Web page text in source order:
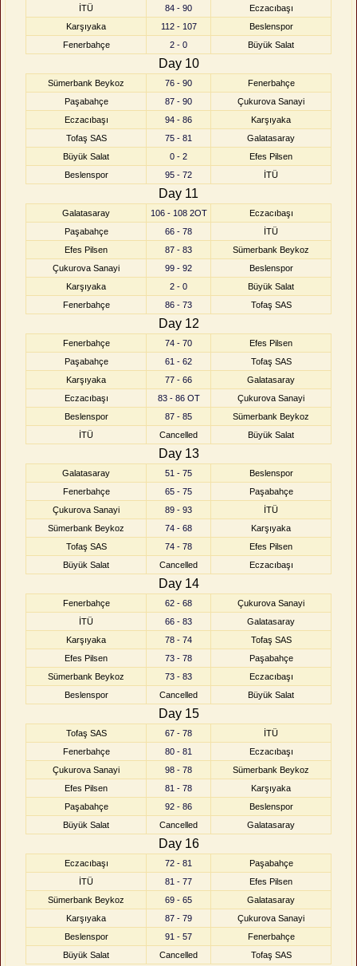
İTÜ 84 - 90
Eczacıbaşı
Karşıyaka
112 - 107
Beslenspor
Fenerbahçe
2 - 0 Büyük Salat
Day 10
Sümerbank Beykoz 76 - 90
Fenerbahçe
Paşabahçe
87 - 90
Çukurova Sanayi
Eczacıbaşı
94 - 86
Karşıyaka
Tofaş SAS
75 - 81
Galatasaray
Büyük Salat
0 - 2
Efes Pilsen
Beslenspor
95 - 72 İTÜ
Day 11
Galatasaray 106 - 108 2OT
Eczacıbaşı
Paşabahçe
66 - 78
İTÜ
Efes Pilsen
87 - 83
Sümerbank Beykoz
Çukurova Sanayi
99 - 92
Beslenspor
Karşıyaka
2 - 0
Büyük Salat
Fenerbahçe
86 - 73 Tofaş SAS
Day 12
Fenerbahçe 74 - 70
Efes Pilsen
Paşabahçe
61 - 62
Tofaş SAS
Karşıyaka
77 - 66
Galatasaray
Eczacıbaşı
83 - 86 OT
Çukurova Sanayi
Beslenspor
87 - 85
Sümerbank Beykoz
İTÜ
Cancelled Büyük Salat
Day 13
Galatasaray 51 - 75
Beslenspor
Fenerbahçe
65 - 75
Paşabahçe
Çukurova Sanayi
89 - 93
İTÜ
Sümerbank Beykoz
74 - 68
Karşıyaka
Tofaş SAS
74 - 78
Efes Pilsen
Büyük Salat
Cancelled Eczacıbaşı
Day 14
Fenerbahçe 62 - 68
Çukurova Sanayi
İTÜ
66 - 83
Galatasaray
Karşıyaka
78 - 74
Tofaş SAS
Efes Pilsen
73 - 78
Paşabahçe
Sümerbank Beykoz
73 - 83
Eczacıbaşı
Beslenspor
Cancelled Büyük Salat
Day 15
Tofaş SAS 67 - 78
İTÜ
Fenerbahçe
80 - 81
Eczacıbaşı
Çukurova Sanayi
98 - 78
Sümerbank Beykoz
Efes Pilsen
81 - 78
Karşıyaka
Paşabahçe
92 - 86
Beslenspor
Büyük Salat
Cancelled Galatasaray
Day 16
Eczacıbaşı 72 - 81
Paşabahçe
İTÜ
81 - 77
Efes Pilsen
Sümerbank Beykoz
69 - 65
Galatasaray
Karşıyaka
87 - 79
Çukurova Sanayi
Beslenspor
91 - 57
Fenerbahçe
Büyük Salat
Cancelled Tofaş SAS